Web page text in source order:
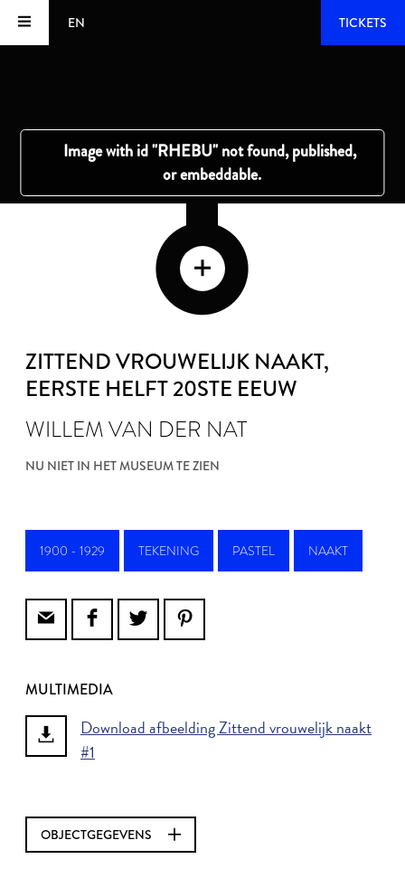
EN TICKETS
ZITTEND VROUWELIJK NAAKT,
EERSTE HELFT 20STE EEUW
WILLEM VAN DER NAT
NU NIET IN HET MUSEUM TE ZIEN
1900 - 1929 TEKENING PASTEL NAAKT
MULTIMEDIA
Download afbeelding Zittend vrouwelijk naakt
#1
OBJECTGEGEVENS